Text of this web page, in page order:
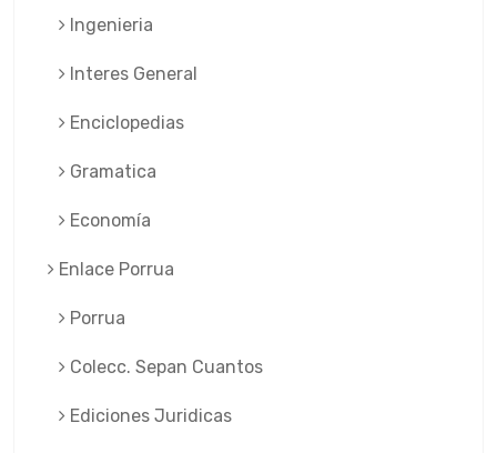
Ingenieria
Interes General
Enciclopedias
Gramatica
Economía
Enlace Porrua
Porrua
Colecc. Sepan Cuantos
Ediciones Juridicas